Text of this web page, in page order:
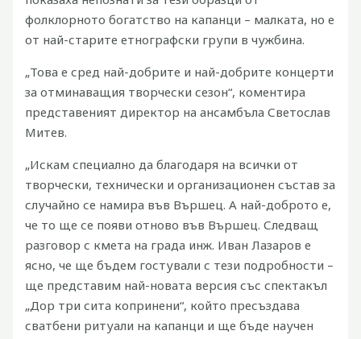
фолклорното богатство на капанци – малката, но е
от най-старите етнографски групи в чужбина.
„Това е сред най-добрите и най-добрите концерти
за отминаващия творчески сезон“, коментира
представеният директор на ансамбъла Светослав
Митев.
„Искам специално да благодаря на всички от
творчески, технически и организационен състав за
случайно се намира във Вършец.А най-доброто е,
че то ще се появи отново във Вършец.Следващ
разговор с кмета на града инж. Иван Лазаров е
ясно, че ще бъдем гостували с тези подробности –
ще представим най-новата версия със спектакъл
„Дор три сита копринени“, който пресъздава
сватбени ритуали на капанци и ще бъде научен